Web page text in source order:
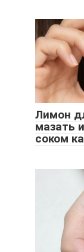
Лимон
мазать
соком